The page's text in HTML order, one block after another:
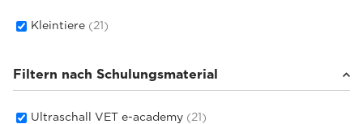
Kleintiere (21)
Filtern nach Schulungsmaterial
Ultraschall VET e-academy (21)